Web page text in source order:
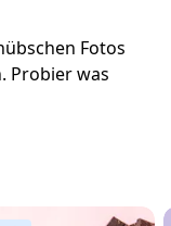
Fotos
Probier was